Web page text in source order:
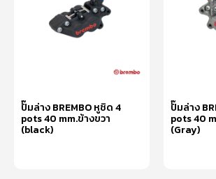
ปั๊มล่าง BREMBO หูชิด 4
pots 40 mm.ข้างขวา
(black)
ปั๊มล่าง
pots 40
(Gray)